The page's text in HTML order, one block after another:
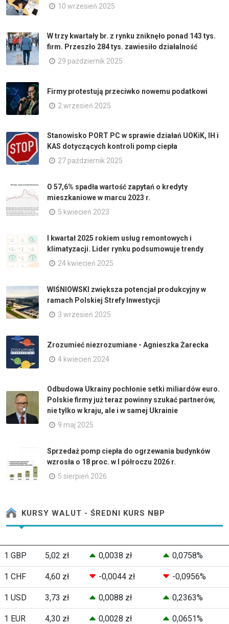
10 wrzesień 2025
W trzy kwartały br. z rynku zniknęło ponad 143 tys.
firm. Przeszło 284 tys. zawiesiło działalność
29 październik 2025
Firmy protestują przeciwko nowemu podatkowi
2 wrzesień 2025
Stanowisko PORT PC w sprawie działań UOKiK, IH i
KAS dotyczących kontroli pomp ciepła
27 październik 2025
O 57,6% spadła wartość zapytań o kredyty
mieszkaniowe w marcu 2023 r.
5 kwiecień 2023
I kwartał 2025 rokiem usług remontowych i
klimatyzacji. Lider rynku podsumowuje trendy
24 kwiecień 2025
WIŚNIOWSKI zwiększa potencjał produkcyjny w
ramach Polskiej Strefy Inwestycji
3 wrzesień 2025
Zrozumieć niezrozumiane - Agnieszka Żarecka
4 kwiecień 2024
Odbudowa Ukrainy pochłonie setki miliardów euro.
Polskie firmy już teraz powinny szukać partnerów,
nie tylko w kraju, ale i w samej Ukrainie
9 maj 2025
Sprzedaż pomp ciepła do ogrzewania budynków
wzrosła o 18 proc. w I półroczu 2026 r.
5 sierpień 2026
KURSY WALUT - ŚREDNI KURS NBP
1 GBP 5,02 zł 0,0038 zł 0,0758%
1 CHF 4,60 zł -0,0044 zł -0,0956%
1 USD 3,73 zł 0,0088 zł 0,2363%
1 EUR 4,30 zł 0,0028 zł 0,0651%